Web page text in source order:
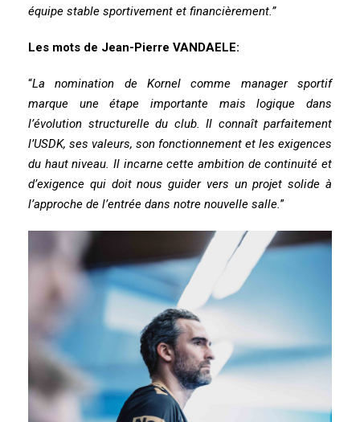
équipe stable sportivement et financièrement.”
Les mots de Jean-Pierre VANDAELE:
“La nomination de Kornel comme manager sportif
marque une étape importante mais logique dans
l’évolution structurelle du club. Il connaît parfaitement
l’USDK, ses valeurs, son fonctionnement et les exigences
du haut niveau. Il incarne cette ambition de continuité et
d’exigence qui doit nous guider vers un projet solide à
l’approche de l’entrée dans notre nouvelle salle.”